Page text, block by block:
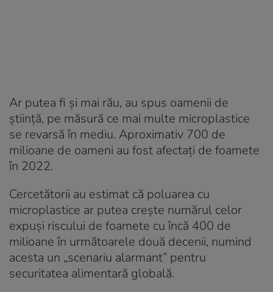
Ar putea fi și mai rău, au spus oamenii de
știință, pe măsură ce mai multe microplastice
se revarsă în mediu. Aproximativ 700 de
milioane de oameni au fost afectați de foamete
în 2022.
Cercetătorii au estimat că poluarea cu
microplastice ar putea crește numărul celor
expuși riscului de foamete cu încă 400 de
milioane în următoarele două decenii, numind
acesta un „scenariu alarmant” pentru
securitatea alimentară globală.